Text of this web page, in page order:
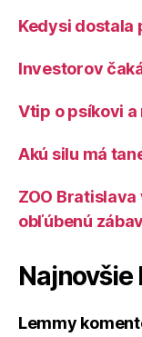
Kedysi dostala
Investorov
Vtip o psíkovi
Akú silu má
ZOO
obľúbenú
Lemmy